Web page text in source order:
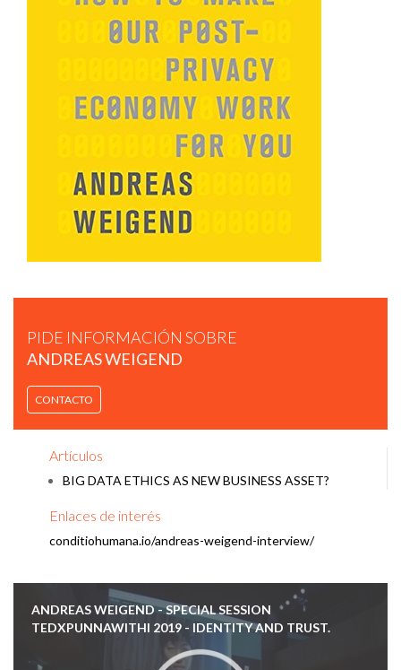
PIDE INFORMACIÓN SOBRE
ANDREAS WEIGEND
CONTACTO
Artículos
BIG DATA ETHICS AS NEW BUSINESS ASSET?
Enlaces de interés
conditiohumana.io/andreas-weigend-interview/
ANDREAS WEIGEND - SOCIAL DATA REVOLUTION
ANDREAS WEIGEND - DATA FOR THE PEOPLE.
ANDREAS WEIGEND - SPECIAL SESSION
TEDXPUNNAWITHI 2019 - IDENTITY AND TRUST.